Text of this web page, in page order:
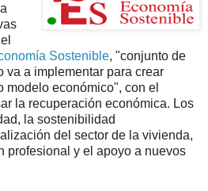
Sostenible, "conjunto de
va a implementar para crear
modelo económico", con el
la recuperación económica. Los
la sostenibilidad
del sector de la vivienda,
profesional y el apoyo a nuevos